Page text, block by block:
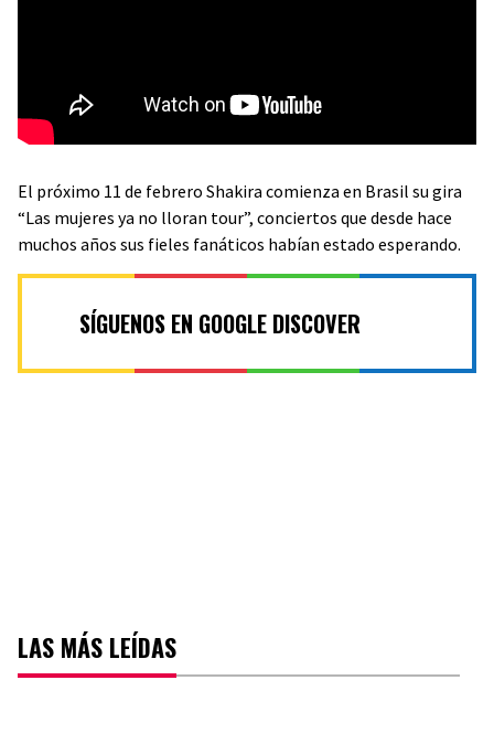
El próximo 11 de febrero Shakira comienza en Brasil su gira
“Las mujeres ya no lloran tour”, conciertos que desde hace
muchos años sus fieles fanáticos habían estado esperando.
SÍGUENOS EN GOOGLE DISCOVER
LAS MÁS LEÍDAS